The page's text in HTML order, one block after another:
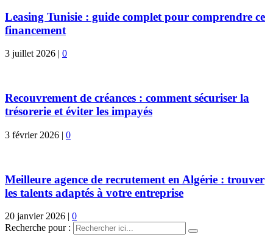
Leasing Tunisie : guide complet pour comprendre ce
financement
3 juillet 2026 | 0
Recouvrement de créances : comment sécuriser la
trésorerie et éviter les impayés
3 février 2026 | 0
Meilleure agence de recrutement en Algérie : trouver
les talents adaptés à votre entreprise
20 janvier 2026 | 0
Recherche pour :